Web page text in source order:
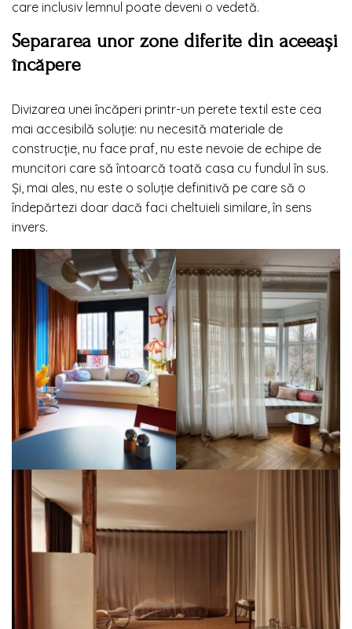
care inclusiv lemnul poate deveni o vedetă.
Separarea unor zone diferite din aceeași
încăpere
Divizarea unei încăperi printr-un perete textil este cea
mai accesibilă soluție: nu necesită materiale de
construcție, nu face praf, nu este nevoie de echipe de
muncitori care să întoarcă toată casa cu fundul în sus.
Și, mai ales, nu este o soluție definitivă pe care să o
îndepărtezi doar dacă faci cheltuieli similare, în sens
invers.